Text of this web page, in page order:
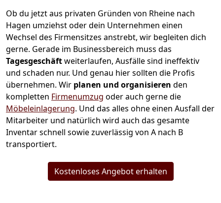
Ob du jetzt aus privaten Gründen von Rheine nach
Hagen umziehst oder dein Unternehmen einen
Wechsel des Firmensitzes anstrebt, wir begleiten dich
gerne. Gerade im Businessbereich muss das
Tagesgeschäftweiterlaufen, Ausfälle sind ineffektiv
und schaden nur. Und genau hier sollten die Profis
übernehmen. Wir planen und organisieren den
kompletten Firmenumzug oder auch gerne die
Möbeleinlagerung. Und das alles ohne einen Ausfall der
Mitarbeiter und natürlich wird auch das gesamte
Inventar schnell sowie zuverlässig von A nach B
transportiert.
Kostenloses Angebot erhalten